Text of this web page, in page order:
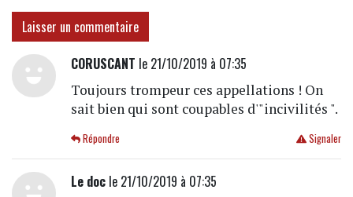
Laisser un commentaire
CORUSCANT le 21/10/2019 à 07:35
Toujours trompeur ces appellations ! On
sait bien qui sont coupables d'"incivilités ".
Signaler
Répondre
Le docle 21/10/2019 à 07:35